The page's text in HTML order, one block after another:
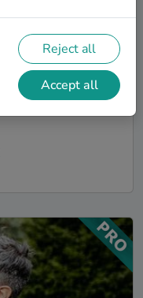
from a list of
artist to discuss
On the
professional,
that will be
Reject all
Accept all